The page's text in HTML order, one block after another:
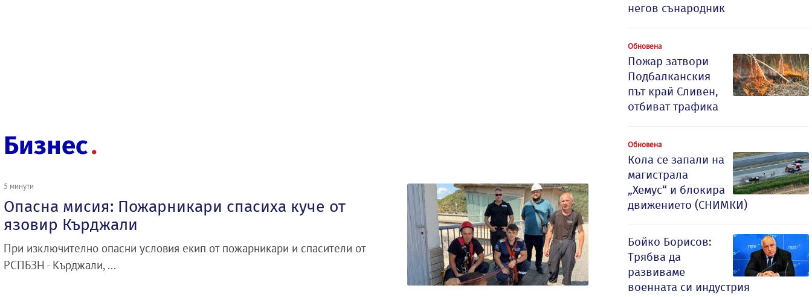
Бизнес
5 минути
Опасна мисия: Пожарникари спасиха куче от
язовир Кърджали
При изключително опасни условия екип от пожарникари и спасители от
РСПБЗН - Кърджали, ...
негов сънародник
Обновена
Пожар затвори
Подбалканския
път край Сливен,
отбиват трафика
Обновена
Кола се запали на
магистрала
„Хемус“ и блокира
движението (СНИМКИ)
Бойко Борисов:
Трябва да
развиваме
военната си индустрия